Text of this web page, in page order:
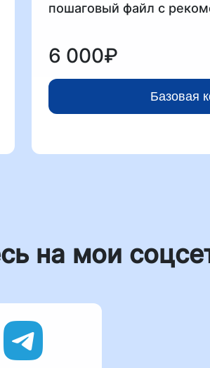
пошаговый файл с
6 000₽
Базовая
на мои